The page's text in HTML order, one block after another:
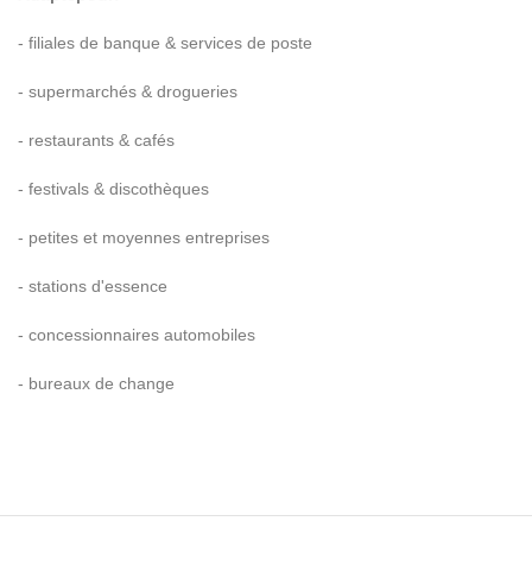
- filiales de banque & services de poste
- supermarchés & drogueries
- restaurants & cafés
- festivals & discothèques
- petites et moyennes entreprises
- stations d'essence
- concessionnaires automobiles
- bureaux de change